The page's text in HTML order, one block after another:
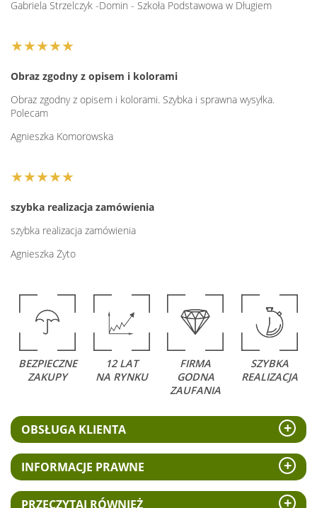
Gabriela Strzelczyk -Domin - Szkoła Podstawowa w Długiem
★★★★★
Obraz zgodny z opisem i kolorami
Obraz zgodny z opisem i kolorami. Szybka i sprawna wysyłka.
Polecam
Agnieszka Komorowska
★★★★★
szybka realizacja zamówienia
szybka realizacja zamówienia
Agnieszka Żyto
BEZPIECZNE
ZAKUPY
12 LAT
NA RYNKU
FIRMA
GODNA
ZAUFANIA
SZYBKA
REALIZACJA
OBSŁUGA KLIENTA
INFORMACJE PRAWNE
PRZECZYTAJ RÓWNIEŻ